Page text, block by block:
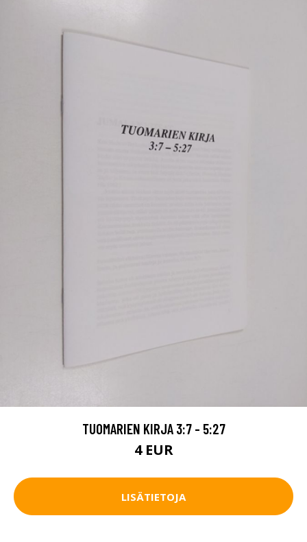
TUOMARIEN KIRJA 3:7 - 5:27
4 EUR
LISÄTIETOJA